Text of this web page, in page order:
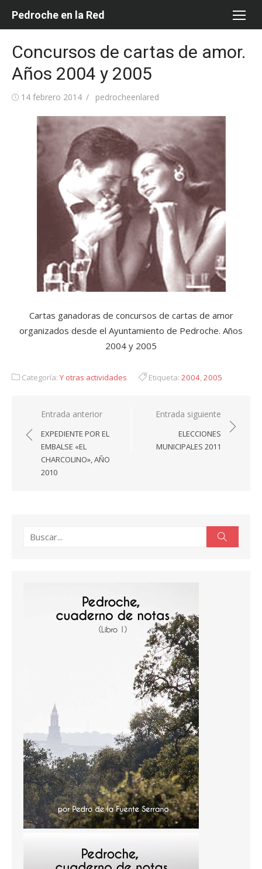
Pedroche en la Red
Concursos de cartas de amor.
Años 2004 y 2005
Publicada
14 febrero 2014 Autor
pedrocheenlared
Cartas ganadoras de concursos de cartas de amor
organizados desde el Ayuntamiento de Pedroche. Años
2004 y 2005
Categoría: Y otras actividades Etiqueta: 2004,2005
Navegación
de
entradas
Entrada anterior
EXPEDIENTE POR EL
EMBALSE «EL
CHARCOLINO», AÑO
2010
Entrada siguiente
ELECCIONES
MUNICIPALES 2011
Buscar: